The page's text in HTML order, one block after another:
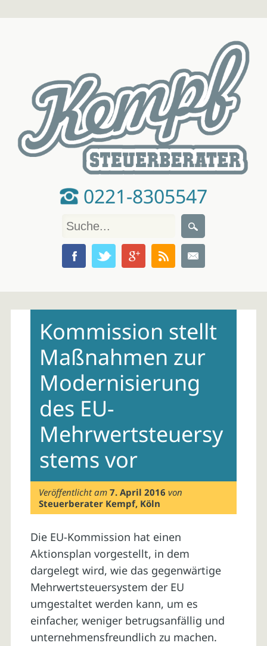
0221-8305547
contentKommission stellt
Maßnahmen zur
Modernisierung
des EU-
Mehrwertsteuersy
stems vor
Veröffentlicht am7. April 2016 von
Steuerberater Kempf, Köln
Die EU-Kommission hat einen
Aktionsplan vorgestellt, in dem
dargelegt wird, wie das gegenwärtige
Mehrwertsteuersystem der EU
umgestaltet werden kann, um es
einfacher, weniger betrugsanfällig und
unternehmensfreundlich zu machen.